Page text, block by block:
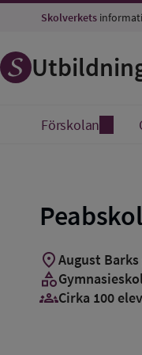
Skolverkets
Förskolan
location_onAugust Barks
category
groups_3Cirka 100